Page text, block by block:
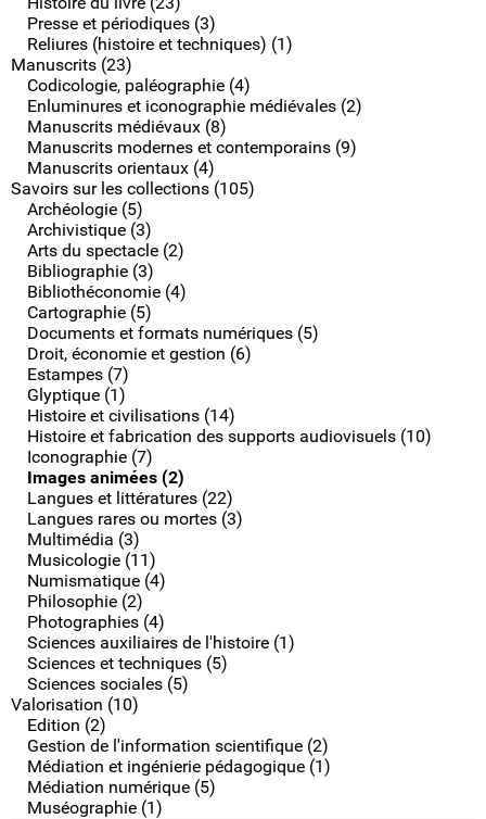
Presse et périodiques (3)
Reliures (histoire et techniques) (1)
Manuscrits (23)
Codicologie, paléographie (4)
Enluminures et iconographie médiévales (2)
Manuscrits médiévaux (8)
Manuscrits modernes et contemporains (9)
Manuscrits orientaux (4)
Savoirs sur les collections (105)
Archéologie (5)
Archivistique (3)
Arts du spectacle (2)
Bibliographie (3)
Bibliothéconomie (4)
Cartographie (5)
Documents et formats numériques (5)
Droit, économie et gestion (6)
Estampes (7)
Glyptique (1)
Histoire et civilisations (14)
Histoire et fabrication des supports audiovisuels (10)
Iconographie (7)
Images animées (2)
Langues et littératures (22)
Langues rares ou mortes (3)
Multimédia (3)
Musicologie (11)
Numismatique (4)
Philosophie (2)
Photographies (4)
Sciences auxiliaires de l'histoire (1)
Sciences et techniques (5)
Sciences sociales (5)
Valorisation (10)
Edition (2)
Gestion de l'information scientifique (2)
Médiation et ingénierie pédagogique (1)
Médiation numérique (5)
Muséographie (1)